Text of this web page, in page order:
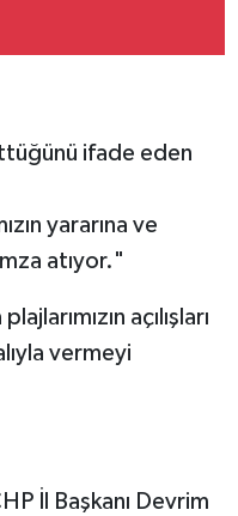
ifade eden
yararına ve
atıyor."
açılışları
vermeyi
İl Başkanı Devrim